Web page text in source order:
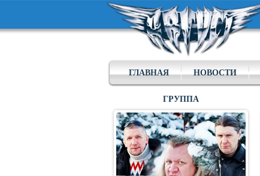
ГЛАВНАЯ НОВОСТИ
ГРУППА